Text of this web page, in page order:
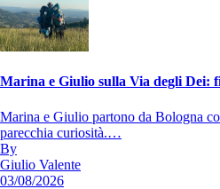
Marina e Giulio sulla Via degli Dei:
Marina e Giulio partono da Bologna
parecchia curiosità.…
By
Giulio Valente
03/08/2026